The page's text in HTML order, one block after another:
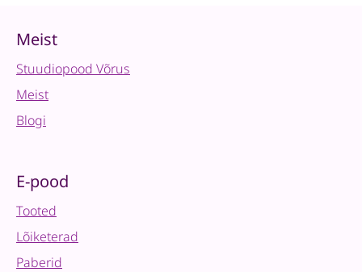
Meist
Stuudiopood Võrus
Meist
Blogi
E-pood
Tooted
Lõiketerad
Paberid